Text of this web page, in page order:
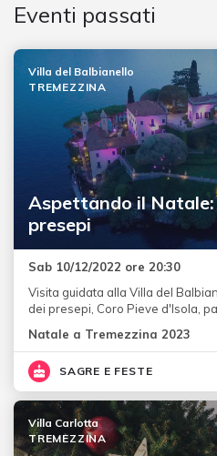
Eventi passati
Aspettando il
presepi
Villa del Balbianello
TREMEZZINA
Sab 10/12/2022 ore 20:30
Visita guidata alla Villa del
dei presepi, Coro Pieve d'Isola,
Natale a Tremezzina 2023
SAGRE E FESTE
Villa Carlotta
TREMEZZINA